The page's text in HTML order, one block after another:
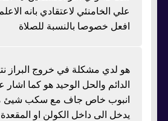
علي الخامنئي لاعتقادي بانه
افعل خصوصا بالنسبة للصلاة
هو لدي مشكلة في خروج البراز
الدائم والحل الوحيد هو كما
انبوب خاص جاف مع سكب شيئ من
يدخل الى داخل الكولن او